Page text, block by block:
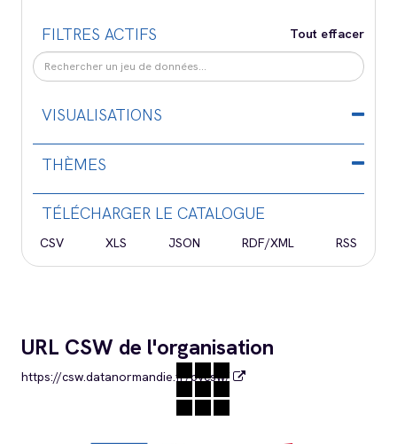
FILTRES ACTIFS Tout effacer
VISUALISATIONS
THÈMES
TÉLÉCHARGER LE CATALOGUE
CSV XLS JSON RDF/XML RSS
URL CSW de l'organisation
https://csw.datanormandie.fr/pycsw/